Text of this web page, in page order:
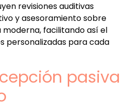
revisiones auditivas
y asesoramiento sobre
facilitando así el
personalizadas para cada
pasiva